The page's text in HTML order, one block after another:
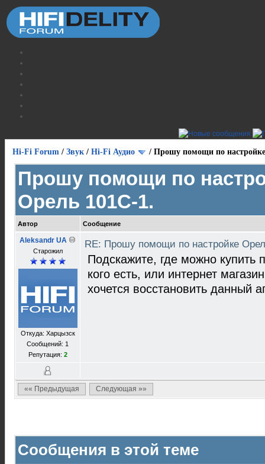
Hi-Fi Forum / Звук / Hi-Fi Аудио / Прошу помощи по
Прошу помощи по
Орель 101С-1.
Автор Сообщение
Aleksandr UA
Старожил
Откуда: Харцызск
Сообщений: 1
Репутация: 2
RE: Прошу помощи по настройке
Подскажите, где можно купить
кого есть, или интернет
хочется восстановить данный
«« Предыдущая Следующая »»
Сообщения в этой теме